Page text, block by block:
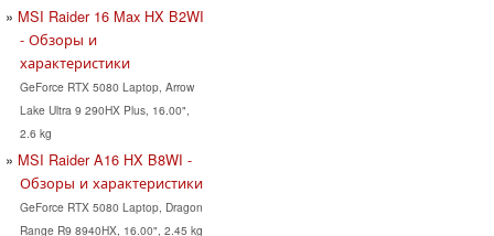
MSI Raider 16 Max HX B2WI
- Обзоры и
характеристики
GeForce RTX 5080 Laptop, Arrow
Lake Ultra 9 290HX Plus, 16.00",
2.6 kg
MSI Raider A16 HX B8WI -
Обзоры и характеристики
GeForce RTX 5080 Laptop, Dragon
Range R9 8940HX, 16.00", 2.45 kg